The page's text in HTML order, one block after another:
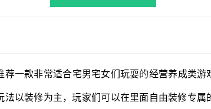
荐一款非常适合宅男宅女们玩耍的经营养成类
法以装修为主，玩家们可以在里面自由装修专